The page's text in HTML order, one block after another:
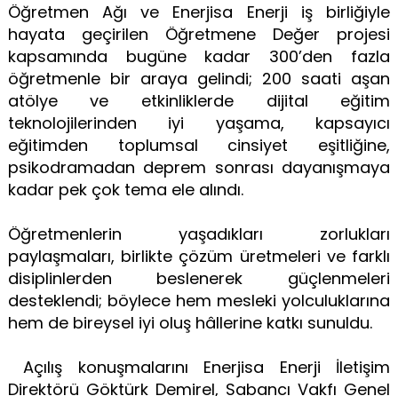
Öğretmen Ağı ve Enerjisa Enerji iş birliğiyle
hayata geçirilen Öğretmene Değer projesi
kapsamında bugüne kadar 300’den fazla
öğretmenle bir araya gelindi; 200 saati aşan
atölye ve etkinliklerde dijital eğitim
teknolojilerinden iyi yaşama, kapsayıcı
eğitimden toplumsal cinsiyet eşitliğine,
psikodramadan deprem sonrası dayanışmaya
kadar pek çok tema ele alındı.
Öğretmenlerin yaşadıkları zorlukları
paylaşmaları, birlikte çözüm üretmeleri ve farklı
disiplinlerden beslenerek güçlenmeleri
desteklendi; böylece hem mesleki yolculuklarına
hem de bireysel iyi oluş hâllerine katkı sunuldu.
Açılış konuşmalarını Enerjisa Enerji İletişim
Direktörü Göktürk Demirel, Sabancı Vakfı Genel